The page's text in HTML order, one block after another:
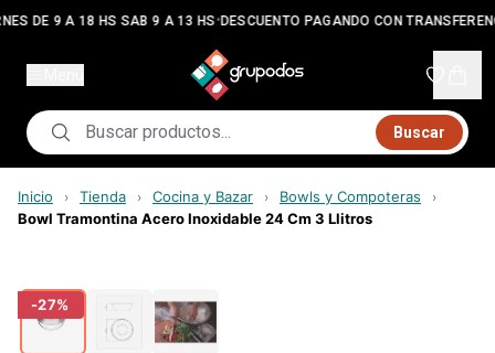
DE 9 A 18 HS SAB 9 A 13 HS•DESCUENTO PAGANDO CON
Buscar
Inicio › Tienda › Cocina y Bazar › Bowls y Compoteras ›
Bowl Tramontina Acero Inoxidable 24 Cm 3 Llitros
-27%